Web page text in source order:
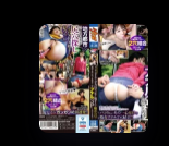
め
た
彼
女
GGEN-
008
Kitaura
Masami